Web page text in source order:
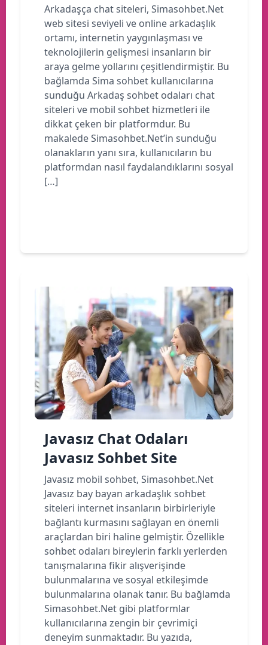
Arkadaşça chat siteleri, Simasohbet.Net
web sitesi seviyeli ve online arkadaşlık
ortamı, internetin yaygınlaşması ve
teknolojilerin gelişmesi insanların bir
araya gelme yollarını çeşitlendirmiştir. Bu
bağlamda Sima sohbet kullanıcılarına
sunduğu Arkadaş sohbet odaları chat
siteleri ve mobil sohbet hizmetleri ile
dikkat çeken bir platformdur. Bu
makalede Simasohbet.Net’in sunduğu
olanakların yanı sıra, kullanıcıların bu
platformdan nasıl faydalandıklarını sosyal
[…]
Javasız Chat Odaları
Javasız Sohbet Site
Javasız mobil sohbet, Simasohbet.Net
Javasız bay bayan arkadaşlık sohbet
siteleri internet insanların birbirleriyle
bağlantı kurmasını sağlayan en önemli
araçlardan biri haline gelmiştir. Özellikle
sohbet odaları bireylerin farklı yerlerden
tanışmalarına fikir alışverişinde
bulunmalarına ve sosyal etkileşimde
bulunmalarına olanak tanır. Bu bağlamda
Simasohbet.Net gibi platformlar
kullanıcılarına zengin bir çevrimiçi
deneyim sunmaktadır. Bu yazıda,